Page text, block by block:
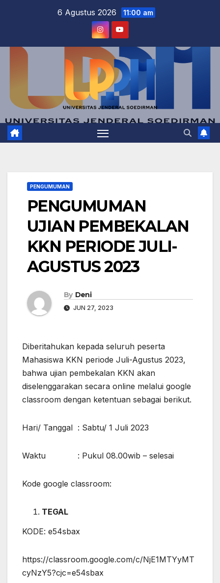
6 Agustus 2026 11:00 am
PENGUMUMAN
PENGUMUMAN
UJIAN PEMBEKALAN
KKN PERIODE JULI-
AGUSTUS 2023
By Deni
JUN 27, 2023
Diberitahukan kepada seluruh peserta
Mahasiswa KKN periode Juli-Agustus 2023,
bahwa ujian pembekalan KKN akan
diselenggarakan secara online melalui google
classroom dengan ketentuan sebagai berikut.
Hari/ Tanggal : Sabtu/ 1 Juli 2023
Waktu : Pukul 08.00wib – selesai
Kode google classroom:
TEGAL
KODE: e54sbax
https://classroom.google.com/c/NjE1MTYyMT
cyNzY5?cjc=e54sbax